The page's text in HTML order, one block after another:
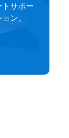
サポー
ン。